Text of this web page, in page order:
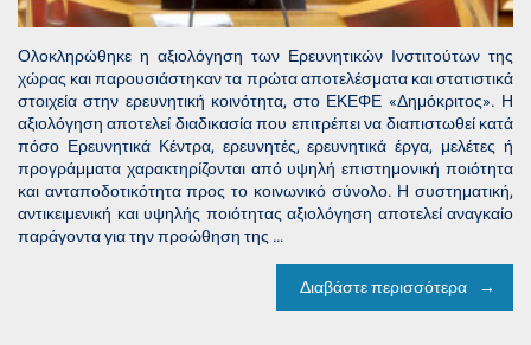
Ολοκληρώθηκε η αξιολόγηση των Ερευνητικών Ινστιτούτων της
χώρας και παρουσιάστηκαν τα πρώτα αποτελέσματα και στατιστικά
στοιχεία στην ερευνητική κοινότητα, στο ΕΚΕΦΕ «Δημόκριτος». Η
αξιολόγηση αποτελεί διαδικασία που επιτρέπει να διαπιστωθεί κατά
πόσο Ερευνητικά Κέντρα, ερευνητές, ερευνητικά έργα, μελέτες ή
προγράμματα χαρακτηρίζονται από υψηλή επιστημονική ποιότητα
και ανταποδοτικότητα προς το κοινωνικό σύνολο. Η συστηματική,
αντικειμενική και υψηλής ποιότητας αξιολόγηση αποτελεί αναγκαίο
παράγοντα για την προώθηση της …
Διαβάστε περισσότερα